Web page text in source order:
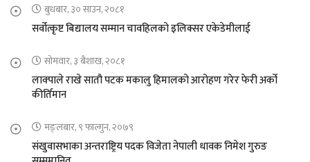
बुधबार, ३० साउन, २०८१
सर्वोत्कृष्ट बिद्यालय सम्मान चावहिलको इलिक्सर एकेडेमीलाई
सोमवार, ३ बैशाख, २०८१
लाक्पाले राखे सातौ पटक मकालु हिमालको आरोहण गरेर फेरी अर्को
कीर्तिमान
मङ्लबार, ९ फाल्गुन, २०७९
संखुवासभाका अन्तराष्ट्रिय पदक विजेता नेपाली धावक निमेश गुरुङ